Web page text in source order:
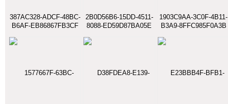
387AC328-ADCF-48BC-
B6AF-EB86867FB3CF
2B0D56B6-15DD-4511-
8088-ED59D87BA05E
1903C9AA-3C0F-4B11-
B3A9-8FFC985F0A3B